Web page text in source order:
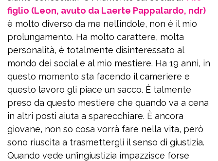
figlio (Leon, avuto da Laerte Pappalardo, ndr)
è molto diverso da me nell’indole, non è il mio
prolungamento. Ha molto carattere, molta
personalità, è totalmente disinteressato al
mondo dei social e al mio mestiere. Ha 19 anni, in
questo momento sta facendo il cameriere e
questo lavoro gli piace un sacco. È talmente
preso da questo mestiere che quando va a cena
in altri posti aiuta a sparecchiare. È ancora
giovane, non so cosa vorrà fare nella vita, però
sono riuscita a trasmettergli il senso di giustizia.
Quando vede un’ingiustizia impazzisce forse